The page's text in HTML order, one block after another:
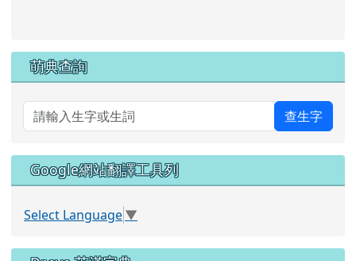
萌典查詢
查生字
Google網站翻譯工具列
Select Language▼